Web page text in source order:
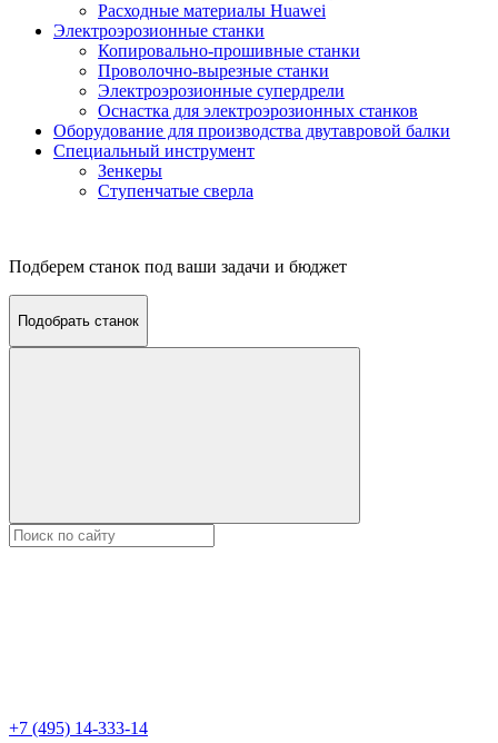
Расходные материалы Huawei
Электроэрозионные станки
Копировально-прошивные станки
Проволочно-вырезные станки
Электроэрозионные супердрели
Оснастка для электроэрозионных станков
Оборудование для производства двутавровой балки
Специальный инструмент
Зенкеры
Ступенчатые сверла
Подберем станок под ваши задачи и бюджет
Подобрать станок
+7 (495) 14-333-14